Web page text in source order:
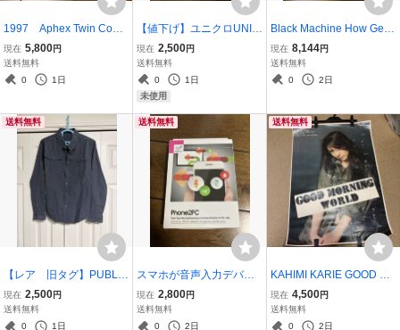
1997 Aphex Twin Come
To Daddy Breaks, IDM, Te
chno, Electro Electronic
エイフェックスツイン
現在 5,800円
送料無料
0
1日
【値下げ】ユニクロUNIQ
LO オープニングセレモニ
ーopening ceremony チェ
ックシャツLサイズ新品
現在 2,500円
送料無料
0
1日
未使用
Black Machine How Gee
7インチ 7inch
現在 8,144円
送料無料
0
2日
送料無料
【レア 旧タグ】PUBLIC
SCHOOL シャツ パブリッ
クスクール Lサイズ ネ
イビー ミリタリー
現在 2,500円
送料無料
0
1日
送料無料
スマホが音声入力デバイ
スやプレゼンリモコンに
変身する「400-SCN05
6」未開封
現在 2,800円
送料無料
0
2日
送料無料
KAHIMI KARIE GOOD MO
RNING WORLD ポスター
渋谷系
現在 4,500円
送料無料
0
2日